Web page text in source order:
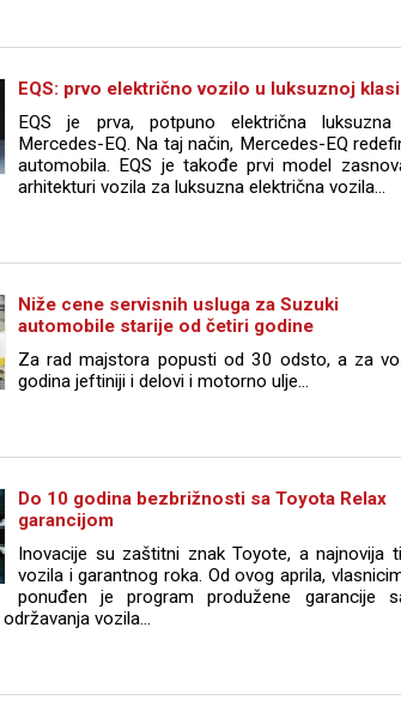
EQS: prvo električno vozilo u luksuznoj klasi
EQS je prva, potpuno električna luksuzna
Mercedes-EQ. Na taj način, Mercedes-EQ
automobila. EQS je takođe prvi model
arhitekturi vozila za luksuzna električna vozila...
Niže cene servisnih usluga za Suzuki
automobile starije od četiri godine
Za rad majstora popusti od 30 odsto, a za
godina jeftiniji i delovi i motorno ulje...
Do 10 godina bezbrižnosti sa Toyota Relax
garancijom
Inovacije su zaštitni znak Toyote, a najnovija
vozila i garantnog roka. Od ovog aprila,
ponuđen je program produžene garancije
vozila...